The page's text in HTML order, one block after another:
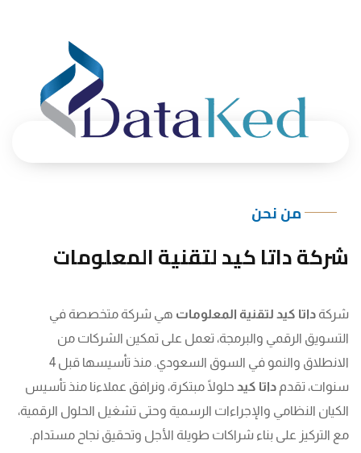
من نحن
شركة داتا كيد لتقنية المعلومات
شركة داتا كيد لتقنية المعلومات هي شركة متخصصة في
التسويق الرقمي والبرمجة، تعمل على تمكين الشركات من
الانطلاق والنمو في السوق السعودي. منذ تأسيسها قبل 4
سنوات، تقدم داتا كيد حلولًا مبتكرة، ونرافق عملاءنا منذ تأسيس
الكيان النظامي والإجراءات الرسمية وحتى تشغيل الحلول الرقمية،
مع التركيز على بناء شراكات طويلة الأجل وتحقيق نجاح مستدام.